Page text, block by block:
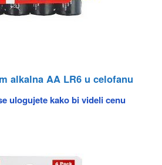
alkalna AA LR6 u celofanu
ulogujete kako bi videli cenu